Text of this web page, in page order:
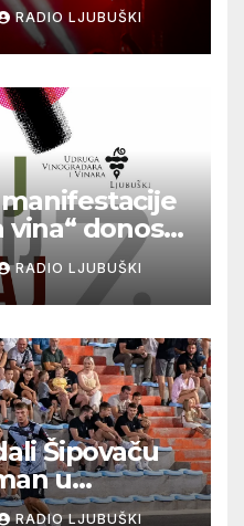
RADIO LJUBUŠKI
vina“ donosi
i
RADIO LJUBUŠKI
Šipovaču
u
izborio
RADIO LJUBUŠKI